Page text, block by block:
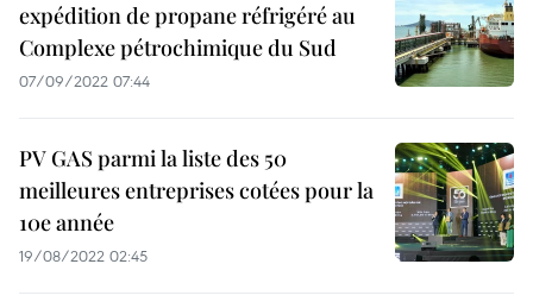
expédition de propane réfrigéré au
Complexe pétrochimique du Sud
07/09/2022 07:44
PV GAS parmi la liste des 50
meilleures entreprises cotées pour la
10e année
19/08/2022 02:45